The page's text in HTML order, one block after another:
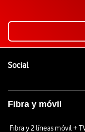
SocialEnlaces a las
Fibra y móvil
Fibra y 2 líneas móvil +